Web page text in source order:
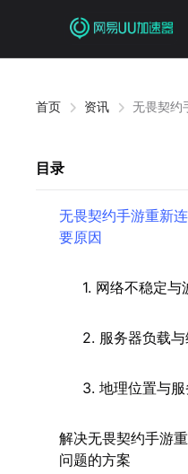
首页 资讯 无畏契约
目录
无畏契约手游重新
要原因
1. 网络不稳定与
2. 服务器负载与
3. 地理位置与
解决无畏契约手游
问题的方案